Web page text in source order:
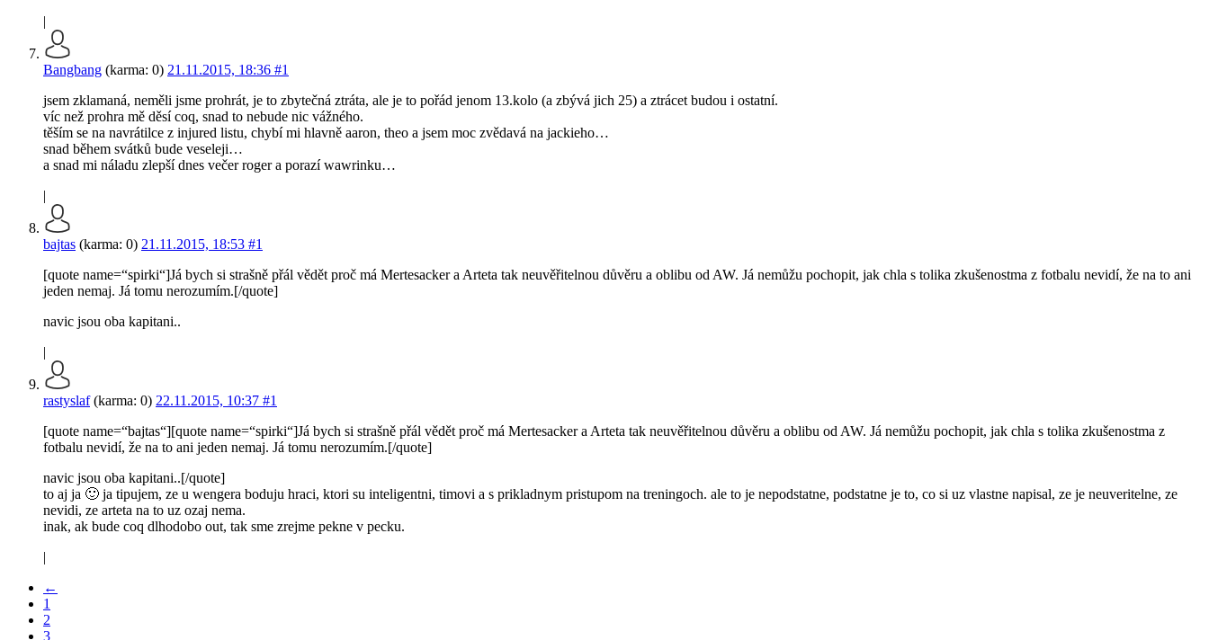
|
Bangbang (karma: 0) 21.11.2015, 18:36 #1
jsem zklamaná, neměli jsme prohrát, je to zbytečná ztráta, ale je to pořád jenom 13.kolo (a zbývá jich 25) a ztrácet budou i ostatní.
víc než prohra mě děsí coq, snad to nebude nic vážného.
těším se na navrátilce z injured listu, chybí mi hlavně aaron, theo a jsem moc zvědavá na jackieho…
snad během svátků bude veseleji…
a snad mi náladu zlepší dnes večer roger a porazí wawrinku…
|
bajtas (karma: 0) 21.11.2015, 18:53 #1
[quote name=“spirki“]Já bych si strašně přál vědět proč má Mertesacker a Arteta tak neuvěřitelnou důvěru a oblibu od AW. Já nemůžu pochopit, jak chla s tolika zkušenostma z fotbalu nevidí, že na to ani
jeden nemaj. Já tomu nerozumím.[/quote]
navic jsou oba kapitani..
|
rastyslaf(karma: 0) 22.11.2015, 10:37 #1
[quote name=“bajtas“][quote name=“spirki“]Já bych si strašně přál vědět proč má Mertesacker a Arteta tak neuvěřitelnou důvěru a oblibu od AW. Já nemůžu pochopit, jak chla s tolika zkušenostma z
fotbalu nevidí, že na to ani jeden nemaj. Já tomu nerozumím.[/quote]
navic jsou oba kapitani..[/quote]
to aj ja 🙂 ja tipujem, ze u wengera boduju hraci, ktori su inteligentni, timovi a s prikladnym pristupom na treningoch. ale to je nepodstatne, podstatne je to, co si uz vlastne napisal, ze je neuveritelne, ze
nevidi, ze arteta na to uz ozaj nema.
inak, ak bude coq dlhodobo out, tak sme zrejme pekne v pecku.
|
←
1
2
3